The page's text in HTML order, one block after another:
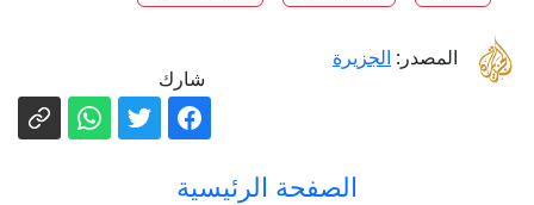
المصدر: الجزيرة
شارك
الصفحة الرئيسية